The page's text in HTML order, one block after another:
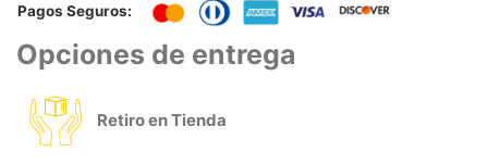
Pagos Seguros:
Opciones de entrega
Retiro en Tienda